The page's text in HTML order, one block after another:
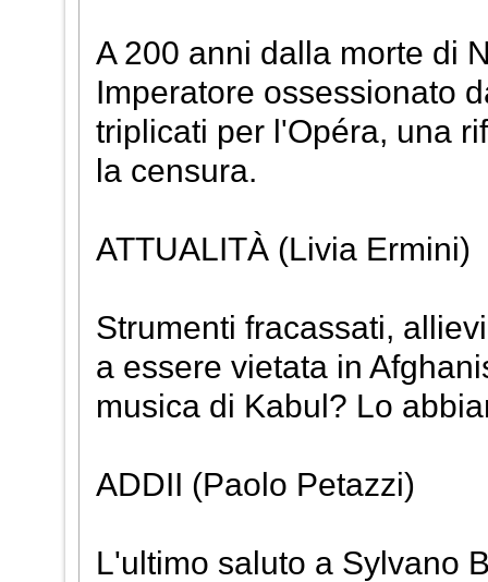
A 200 anni dalla morte di
Imperatore ossessionato
triplicati per l'Opéra, una
la censura.
ATTUALITÀ (Livia Ermini)
Strumenti fracassati,
a essere vietata in
musica di Kabul? Lo
ADDII (Paolo Petazzi)
L'ultimo saluto a Sylvano